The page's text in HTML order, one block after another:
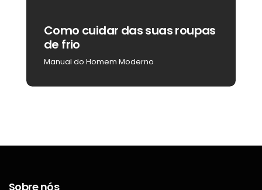
Como cuidar das suas roupas
de frio
Manual do Homem Moderno
Sobre nós